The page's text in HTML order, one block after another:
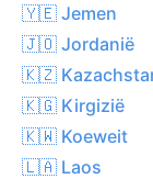
🇾🇪 Jemen
🇯🇴 Jordanië
🇰🇿
🇰🇬 Kirgizië
🇰🇼 Koeweit
🇱🇦 Laos